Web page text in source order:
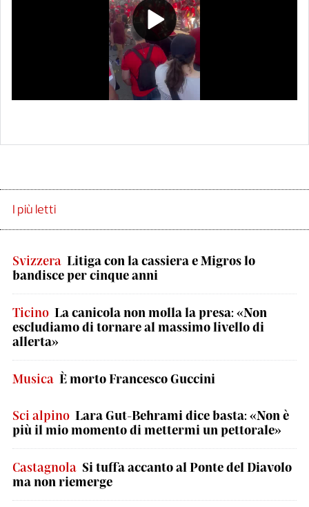
Play
Video
I più letti
Svizzera Litiga con la cassiera e Migros lo
bandisce per cinque anni
Ticino La canicola non molla la presa: «Non
escludiamo di tornare al massimo livello di
allerta»
Musica È morto Francesco Guccini
Sci alpino Lara Gut-Behrami dice basta: «Non è
più il mio momento di mettermi un pettorale»
Castagnola Si tuffa accanto al Ponte del Diavolo
ma non riemerge